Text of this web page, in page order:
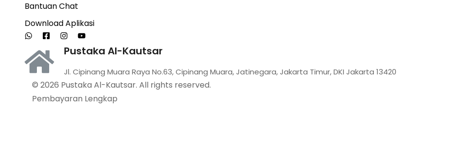
Bantuan Chat
Download Aplikasi
Pustaka Al-Kautsar
Jl. Cipinang Muara Raya No.63, Cipinang Muara, Jatinegara, Jakarta Timur, DKI Jakarta 13420
© 2026 Pustaka Al-Kautsar. All rights reserved.
Pembayaran Lengkap